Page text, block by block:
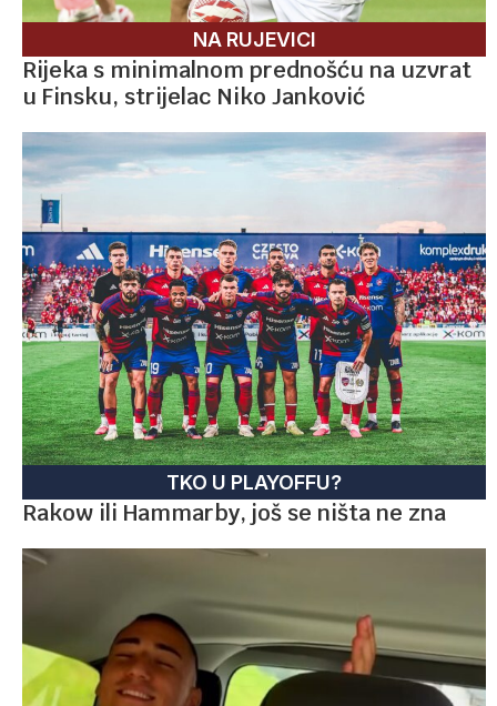
NA RUJEVICI
Rijeka s minimalnom prednošću na uzvrat
u Finsku, strijelac Niko Janković
TKO U PLAYOFFU?
Rakow ili Hammarby, još se ništa ne zna